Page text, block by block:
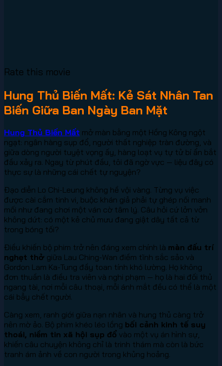
Rate this movie
Hung Thủ Biến Mất: Kẻ Sát Nhân Tan
Biến Giữa Ban Ngày Ban Mặt
Hung Thủ Biến Mất mở màn bằng một Hồng Kông ngột
ngạt: ngân hàng sụp đổ, người thất nghiệp tràn đường, và
giữa dòng người tuyệt vọng ấy, hàng loạt vụ tự tử bí ẩn bắt
đầu xảy ra. Ngay từ phút đầu, tôi đã ngờ vực — liệu đây có
thực sự là những cái chết tự nguyện?
Đạo diễn Lo Chi-Leung không hề vội vàng. Từng vụ việc
được cài cắm tinh vi, buộc khán giả phải tự ghép nối manh
mối như đang chơi một ván cờ tâm lý. Câu hỏi cứ lởn vởn
không dứt: có một kẻ chủ mưu đang giật dây tất cả từ
trong bóng tối?
Điều khiến bộ phim trở nên đáng xem chính là màn đấu trí
nghẹt thở giữa Lau Ching-Wan điềm tĩnh sắc sảo và
Gordon Lam Ka-Tung đầy toan tính khó lường. Họ không
đơn thuần là điều tra viên và nghi phạm — họ là hai đối thủ
ngang tài, nơi mỗi câu thoại, mỗi ánh mắt đều có thể là một
cái bẫy chết người.
Càng xem, ranh giới giữa nạn nhân và hung thủ càng trở
nên mờ ảo. Bộ phim khéo léo lồng bối cảnh kinh tế suy
thoái, niềm tin xã hội sụp đổ vào một vụ án hình sự,
khiến câu chuyện không chỉ là trinh thám mà còn là bức
tranh ám ảnh về con người trong khủng hoảng.